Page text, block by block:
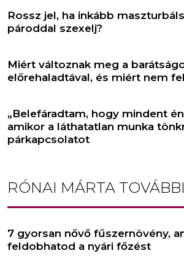
Rossz jel, ha inkább
pároddal szexelj?
Miért változnak meg a
előrehaladtával, és miért nem
„Belefáradtam, hogy mindent én
amikor a láthatatlan munka
párkapcsolatot
RÓNAI MÁRTA
7 gyorsan nővő fűszernövény,
feldobhatod a nyári főzést